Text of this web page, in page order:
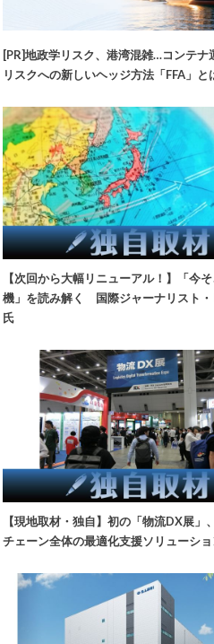
[PR]地政学リスク、港湾混雑…コンテナ
リスクへの新しいヘッジ方法「FFA」と
【次回から大幅リニューアル！】「今
機」を読み解く 国際ジャーナリスト・
氏
【現地取材・独自】初の「物流DX展」
チェーン全体の最適化支援ソリューシ